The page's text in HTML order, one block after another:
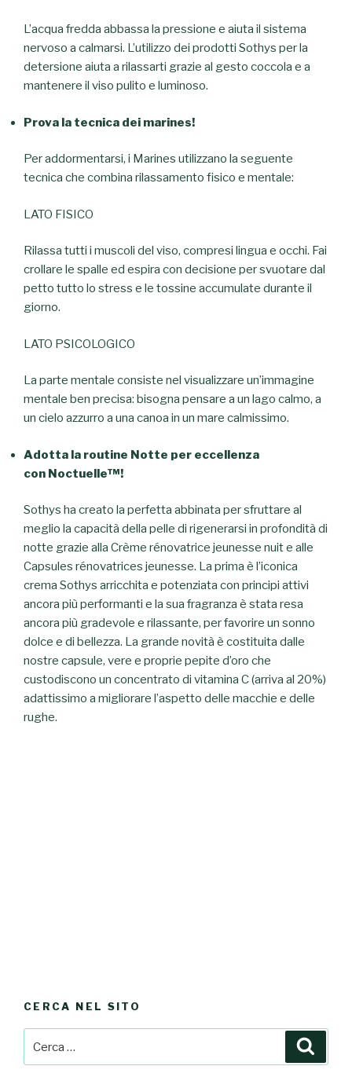
L’acqua fredda abbassa la pressione e aiuta il sistema
nervoso a calmarsi. L’utilizzo dei prodotti Sothys per la
detersione aiuta a rilassarti grazie al gesto coccola e a
mantenere il viso pulito e luminoso.
Prova la tecnica dei marines!
Per addormentarsi, i Marines utilizzano la seguente
tecnica che combina rilassamento fisico e mentale:
LATO FISICO
Rilassa tutti i muscoli del viso, compresi lingua e occhi. Fai
crollare le spalle ed espira con decisione per svuotare dal
petto tutto lo stress e le tossine accumulate durante il
giorno.
LATO PSICOLOGICO
La parte mentale consiste nel visualizzare un’immagine
mentale ben precisa: bisogna pensare a un lago calmo, a
un cielo azzurro a una canoa in un mare calmissimo.
Adotta la routine Notte per eccellenza
con Noctuelle™!
Sothys ha creato la perfetta abbinata per sfruttare al
meglio la capacità della pelle di rigenerarsi in profondità di
notte grazie alla Crème rénovatrice jeunesse nuit e alle
Capsules rénovatrices jeunesse. La prima è l’iconica
crema Sothys arricchita e potenziata con principi attivi
ancora più performanti e la sua fragranza è stata resa
ancora più gradevole e rilassante, per favorire un sonno
dolce e di bellezza. La grande novità è costituita dalle
nostre capsule, vere e proprie pepite d’oro che
custodiscono un concentrato di vitamina C (arriva al 20%)
adattissimo a migliorare l’aspetto delle macchie e delle
rughe.
CERCA NEL SITO